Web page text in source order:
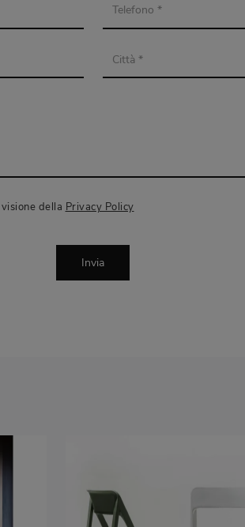
della Privacy Policy
Invia